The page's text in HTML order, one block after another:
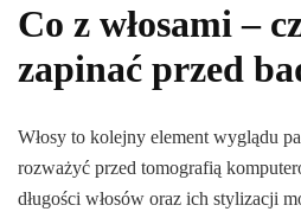
Co z włosami –
zapinać przed
Włosy to kolejny element wyglądu
rozważyć przed tomografią
długości włosów oraz ich stylizacji